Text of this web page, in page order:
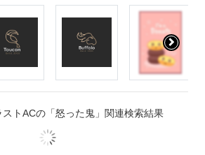
ストACの「怒った鬼」関連検索結果